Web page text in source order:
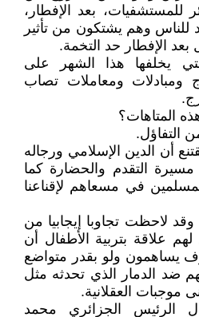
للمستشفيات، بعد الإفطار،
للناس وهم يشتكون من تأثير
بعد الإفطار حد التخمة.
يخلفها هذا الشهر على
ومبادلات ومعاملات تصاب
المتاهات؟
التفاؤل.
أن الدين الإسلامي ورجاله
مسيرة التقدم والحضارة كما
في مسعاهم لإقناعنا
لاحظت تجاوبا إيجابيا من
علاقة بتربية الأطفال أن
يساهمون ولو بقدر متواضع
ضد الدمار الذي تحدثه مثل
موجبات العقلانية.
الرئيس الجزائري محمد